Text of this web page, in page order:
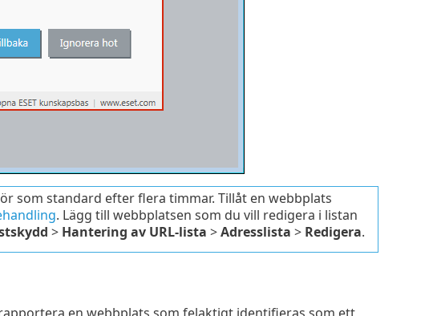
som standard efter flera timmar. Tillåt en webbplats
. Lägg till webbplatsen som du vill redigera i listan
> Hantering av URL-lista >Adresslista > Redigera.